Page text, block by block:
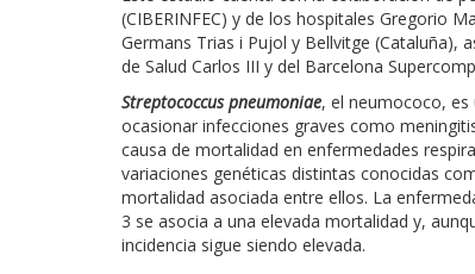
(CIBERINFEC) y de los hospitales Gregorio
Germans Trias i Pujol y Bellvitge
de Salud Carlos III y del Barcelona
Streptococcus pneumoniae, el neumococo,
ocasionar infecciones graves como
causa de mortalidad en enfermedades
variaciones genéticas distintas conocidas
mortalidad asociada entre ellos. La
3 se asocia a una elevada mortalidad y,
incidencia sigue siendo elevada.